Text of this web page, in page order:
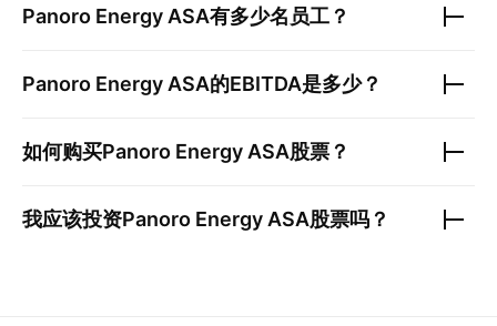
Panoro Energy ASA有多少名员工？
Panoro Energy ASA的EBITDA是多少？
如何购买Panoro Energy ASA股票？
我应该投资Panoro Energy ASA股票吗？